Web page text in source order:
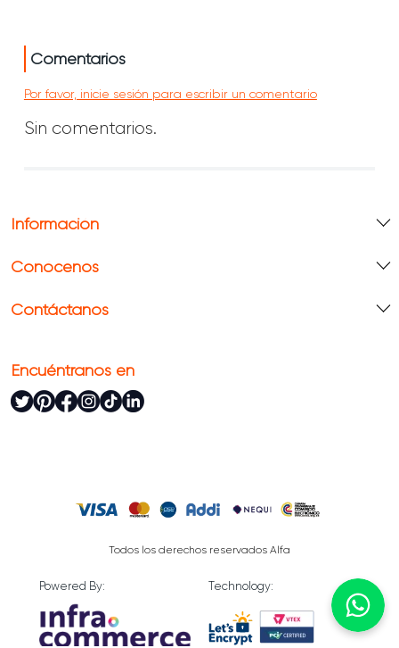
Comentarios
Por favor, inicie sesión para escribir un comentario
Sin comentarios.
Información
Conócenos
Contáctanos
Encuéntranos en
Todos los derechos reservados Alfa
Powered By: Technology: